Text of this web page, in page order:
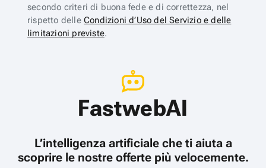
secondo criteri di buona fede e di correttezza, nel
rispetto delle Condizioni d’Uso del Servizio e delle
limitazioni previste.
FastwebAI
L’intelligenza artificiale che ti aiuta a
scoprire le nostre offerte più velocemente.